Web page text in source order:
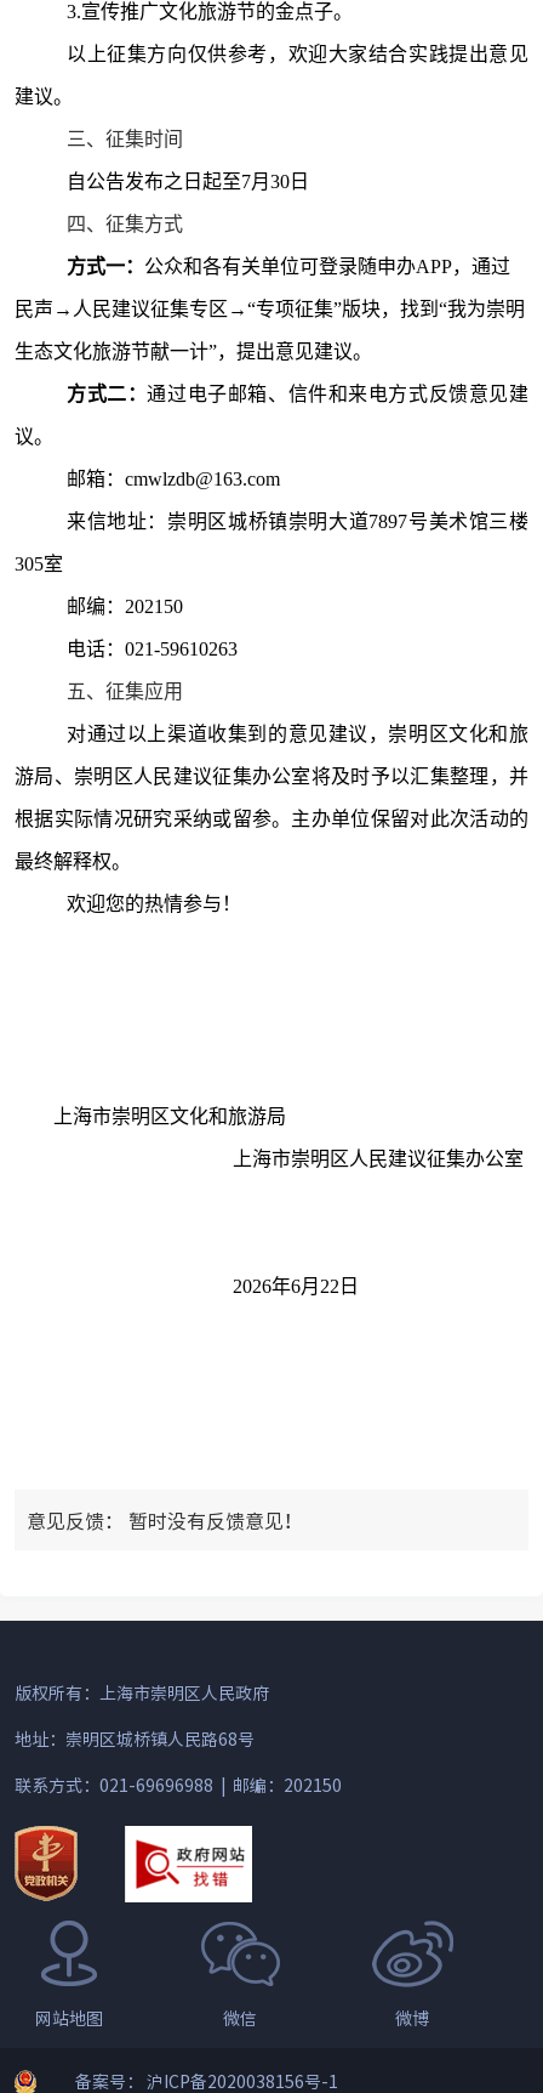
3.宣传推广文化旅游节的金点子。
以上征集方向仅供参考，欢迎大家结合实践提出意见
建议。
三、征集时间
自公告发布之日起至7月30日
四、征集方式
方式一： 公众和各有关单位可登录随申办APP，通过
民声→人民建议征集专区→“专项征集”版块，找到“我为崇明
生态文化旅游节献一计”，提出意见建议。
方式二：通过 电子邮箱、 信件和来电方式反馈意见建
议。
邮箱： cmwlzdb@163.com
来信地址： 崇明区城桥镇崇明大道7897号美术馆三楼
305室
邮编： 202150
电话： 021-59610263
五、征集应用
对通过以上渠道收集到的意见建议，崇明区文化和旅
游局、 崇明区人民建议征集办公室将及时予以汇集整理，并
根据实际情况研究采纳或留参。主办单位保留对此次活动的
最终解释权。
欢迎您的热情参与！
上海市崇明区文化和旅游局
上海市崇明区人民建议征集办公室
2026年6月22 日
意见反馈： 暂时没有反馈意见！
版权所有：上海市崇明区人民政府
地址：崇明区城桥镇人民路68号
联系方式：021-69696988 | 邮编：202150
网站地图 微信 微博
备案号： 沪ICP备2020038156号-1